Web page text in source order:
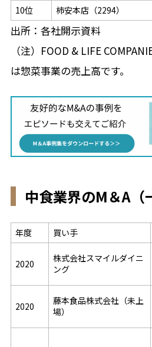
10位
柿安本店（2294）
出所：各社開示資料
（注） FOOD & LIFE
は惣菜事業の売上高です。
中食業界のM＆A（
年度 買い手
2020
株式会社スマイルダイニ
ング
2020
藤本食品株式会社（未上
場）